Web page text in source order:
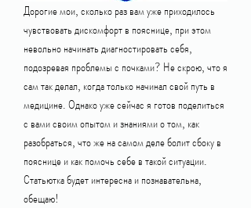
Дорогие мои, сколько раз вам уже приходилось
чувствовать дискомфорт в пояснице, при этом
невольно начинать диагностировать себя,
подозревая проблемы с почками? Не скрою, что я
сам так делал, когда только начинал свой путь в
медицине. Однако уже сейчас я готов поделиться
с вами своим опытом и знаниями о том, как
разобраться, что же на самом деле болит сбоку в
пояснице и как помочь себе в такой ситуации.
Статьютка будет интересна и познавательна,
обещаю!